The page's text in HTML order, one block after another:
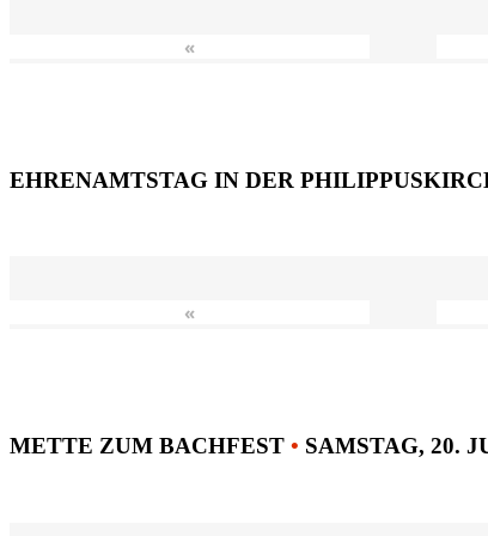
«
EHRENAMTSTAG IN DER
«
METTE ZUM BACHFEST • SAMSTAG, 20.